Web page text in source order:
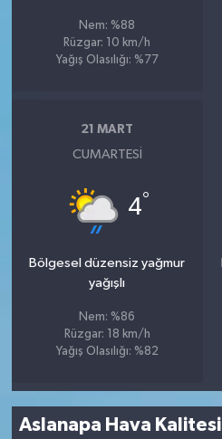
Nem: %88
Rüzgar: 10 km/h
Yağış Olasılığı: %77
21 MART
CUMARTESI
4°
Bölgesel düzensiz yağmur
yağışlı
Nem: %86
Rüzgar: 18 km/h
Yağış Olasılığı: %82
Aslanapa Hava Kalitesi